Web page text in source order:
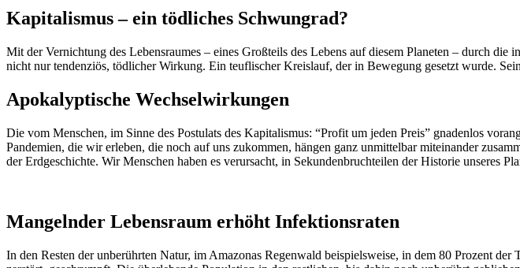
Kapitalismus – ein tödliches Schwungrad?
Mit der Vernichtung des Lebensraumes – eines Großteils des Lebens auf diesem Planeten – durch
nicht nur tendenziös, tödlicher Wirkung. Ein teuflischer Kreislauf, der in Bewegung gesetzt wurde.
Apokalyptische Wechselwirkungen
Die vom Menschen, im Sinne des Postulats des Kapitalismus: “Profit um jeden Preis” gnadenlos
Pandemien, die wir erleben, die noch auf uns zukommen, hängen ganz unmittelbar miteinander
der Erdgeschichte. Wir Menschen haben es verursacht, in Sekundenbruchteilen der Historie unseres
Mangelnder Lebensraum erhöht Infektionsraten
In den Resten der unberührten Natur, im Amazonas Regenwald beispielsweise, in dem 80 Prozent